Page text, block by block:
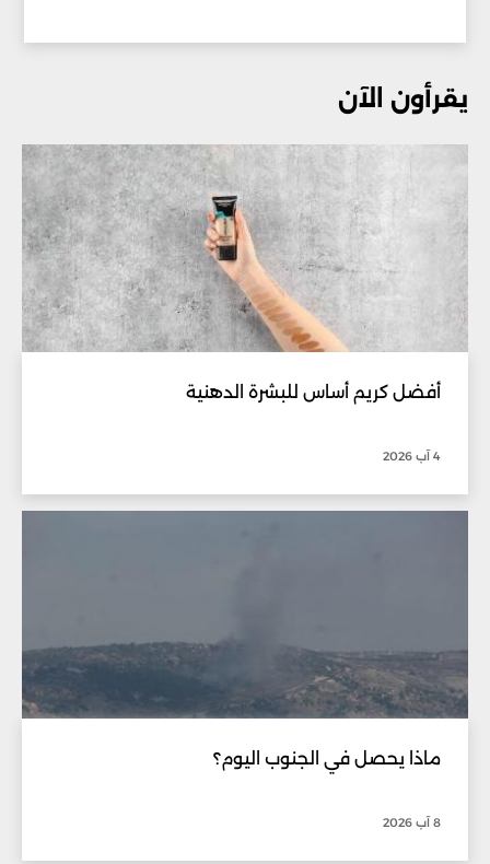
يقرأون الآن
أفضل كريم أساس للبشرة الدهنية
4 آب 2026
ماذا يحصل في الجنوب اليوم؟
8 آب 2026